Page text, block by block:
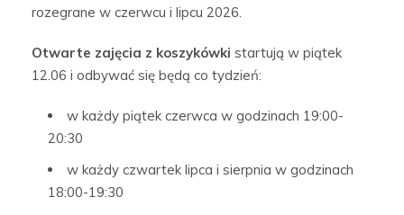
rozegrane w czerwcu i lipcu 2026.
Otwarte zajęcia z koszykówki startują w piątek
12.06 i odbywać się będą co tydzień:
w każdy piątek czerwca w godzinach 19:00-
20:30
w każdy czwartek lipca i sierpnia w godzinach
18:00-19:30